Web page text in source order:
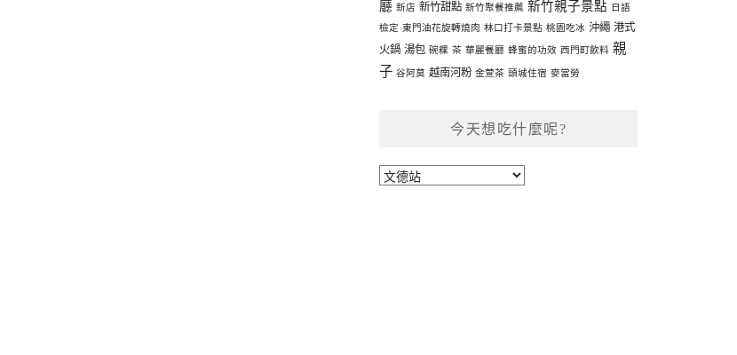
廳 新店 新竹甜點 新竹聚餐推薦 新竹親子景點 日語
檢定 東門油花旋轉燒肉 林口打卡景點 桃園吃冰 沖繩 港式
火鍋 湯包 碗粿 茶 華麗餐廳 蜂蜜的功效 西門町飲料 親
子 谷阿莫 越南河粉 金萱茶 頭城住宿 麥當勞
今天想吃什麼呢?
今